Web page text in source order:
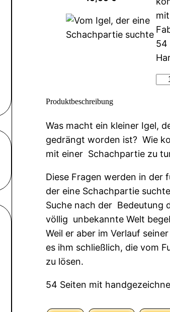
54
I
g
e
,
d
e
r
e
i
Produktbeschreibung
Was macht ein kleiner Igel,
gedrängt worden ist? Wie
mit einer Schachpartie zu
Diese Fragen werden in der
der eine Schachpartie
Suche nach der Bedeutung
völlig unbekannte Welt
Weil er aber im Verlauf
es ihm schließlich, die vom
zu lösen.
54 Seiten mit